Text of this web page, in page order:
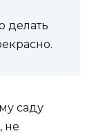
делать
саду
не